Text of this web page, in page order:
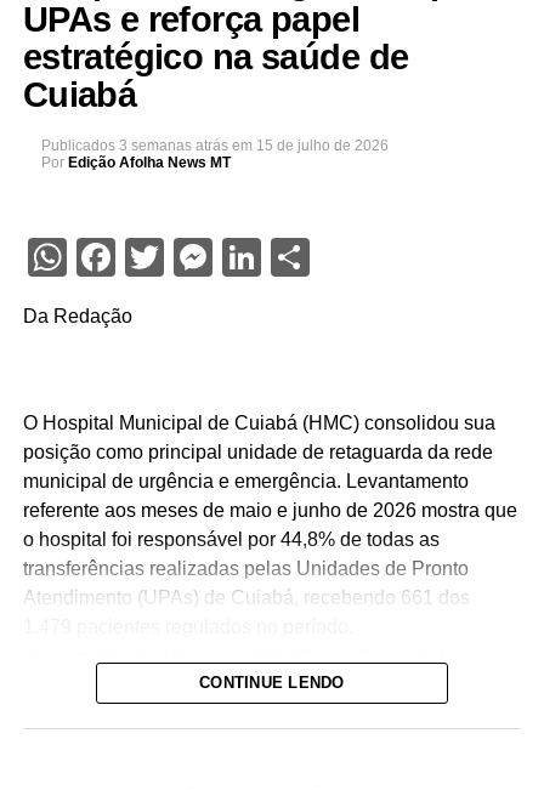
UPAs e reforça papel
estratégico na saúde de
Cuiabá
Publicados 3 semanas atrás em 15 de julho de 2026
Por Edição Afolha News MT
WhatsApp
Facebook
Twitter
Messenger
LinkedIn
Share
Da Redação
O Hospital Municipal de Cuiabá (HMC) consolidou sua
posição como principal unidade de retaguarda da rede
municipal de urgência e emergência. Levantamento
referente aos meses de maio e junho de 2026 mostra que
o hospital foi responsável por 44,8% de todas as
transferências realizadas pelas Unidades de Pronto
Atendimento (UPAs) de Cuiabá, recebendo 661 dos
organização da assistência hospitalar. Sozinho, o HMC
CONTINUE LENDO